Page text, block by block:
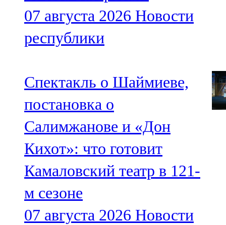
07 августа 2026 Новости
республики
Спектакль о Шаймиеве,
постановка о
Салимжанове и «Дон
Кихот»: что готовит
Камаловский театр в 121-
м сезоне
07 августа 2026 Новости